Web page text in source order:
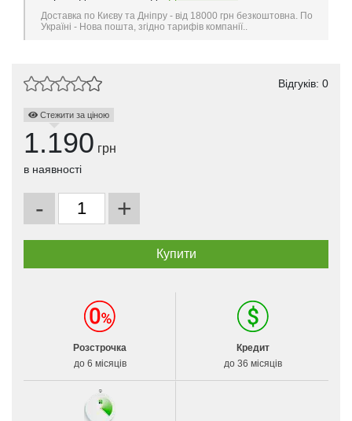
Доставка по Києву та Дніпру - від 18000 грн безкоштовна. По
Україні - Нова пошта, згідно тарифів компанії..
Відгуків: 0
Стежити за ціною
1.190 грн
в наявності
- +
Розстрочка
до 6 місяців
Кредит
до 36 місяців